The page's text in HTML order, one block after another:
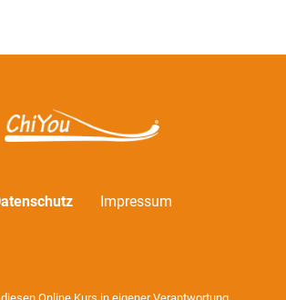
Impressum